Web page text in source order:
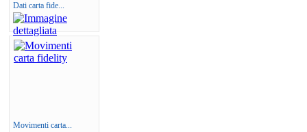
Dati carta fide...
Movimenti carta...